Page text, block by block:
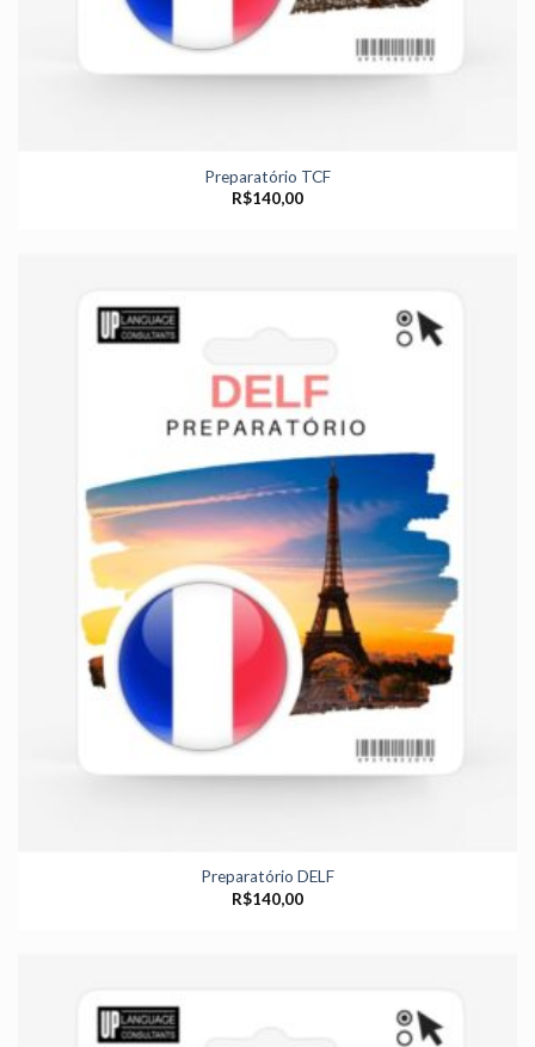
Preparatório TCF
R$140,00
Preparatório DELF
R$140,00